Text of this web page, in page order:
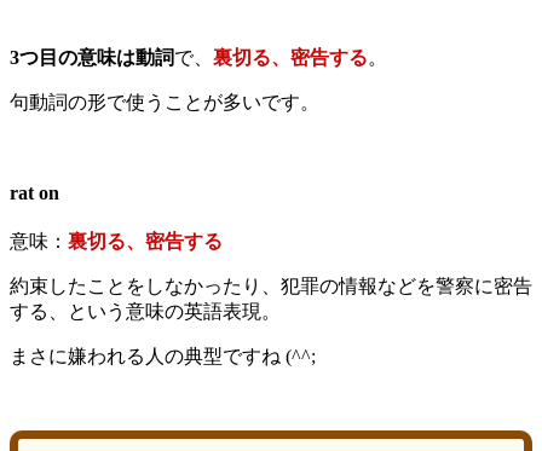
3つ目の意味は動詞で、 裏切る、密告する。
句動詞の形で使うことが多いです。
rat on
意味： 裏切る、密告する
約束したことをしなかったり、犯罪の情報などを警察に密告
する、という意味の英語表現。
まさに嫌われる人の典型ですね (^^;